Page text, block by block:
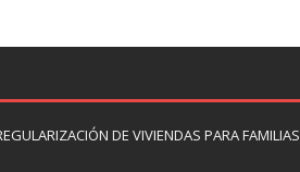
DE VIVIENDAS PARA FAMILIAS